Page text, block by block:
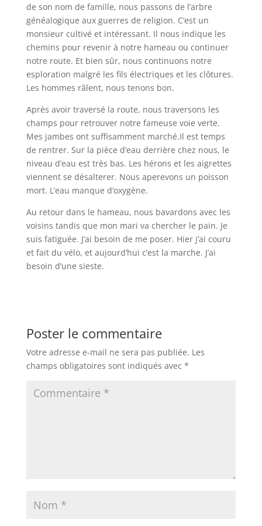
de son nom de famille, nous passons de l’arbre
généalogique aux guerres de religion. C’est un
monsieur cultivé et intéressant. Il nous indique les
chemins pour revenir à notre hameau ou continuer
notre route. Et bien sûr, nous continuons notre
esploration malgré les fils électriques et les clôtures.
Les hommes râlent, nous tenons bon.
Après avoir traversé la route, nous traversons les
champs pour retrouver notre fameuse voie verte.
Mes jambes ont suffisamment marché.Il est temps
de rentrer. Sur la pièce d’eau derrière chez nous, le
niveau d’eau est très bas. Les hérons et les aigrettes
viennent se désalterer. Nous aperevons un poisson
mort. L’eau manque d’oxygène.
Au retour dans le hameau, nous bavardons avec les
voisins tandis que mon mari va chercher le pain. Je
suis fatiguée. J’ai besoin de me poser. Hier j’ai couru
et fait du vélo, et aujourd’hui c’est la marche. J’ai
besoin d’une sieste.
Poster le commentaire
Votre adresse e-mail ne sera pas publiée. Les
champs obligatoires sont indiqués avec *